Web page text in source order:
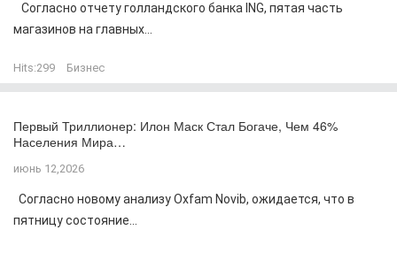
Согласно отчету голландского банка ING, пятая часть
магазинов на главных...
Hits:299 Бизнес
Первый Триллионер: Илон Маск Стал Богаче, Чем 46%
Населения Мира…
июнь 12,2026
Согласно новому анализу Oxfam Novib, ожидается, что в
пятницу состояние...